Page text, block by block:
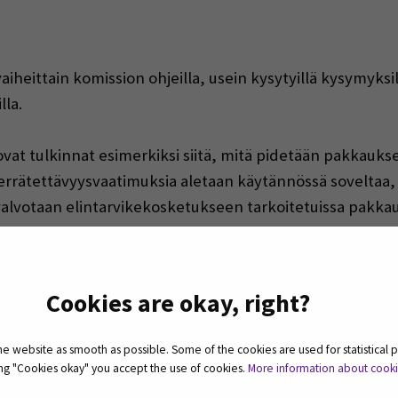
Cookies are okay, right?
website as smooth as possible. Some of the cookies are used for statistical
"Cookies okay" you accept the use of cookies. More information about
komission ohjeilla, usein kysytyillä
tulkinnat esimerkiksi siitä, mitä pidetään
aletaan käytännössä
elintarvikekosketukseen tarkoitetuissa
eivät vielä ole lopullisesti valmiit, joten
ELINTARVIKEYRITYKSEN
ASETUKSESTA?